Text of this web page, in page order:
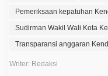
Pemeriksaan kepatuhan
Sudirman Wakil Wali Kota
Transparansi anggaran
Writer: Redaksi